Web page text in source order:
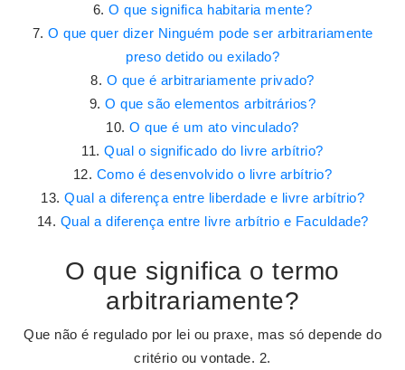
O que significa habitaria mente?
O que quer dizer Ninguém pode ser arbitrariamente
preso detido ou exilado?
O que é arbitrariamente privado?
O que são elementos arbitrários?
O que é um ato vinculado?
Qual o significado do livre arbítrio?
Como é desenvolvido o livre arbítrio?
Qual a diferença entre liberdade e livre arbítrio?
Qual a diferença entre livre arbítrio e Faculdade?
O que significa o termo
arbitrariamente?
Que não é regulado por lei ou praxe, mas só depende do
critério ou vontade. 2.